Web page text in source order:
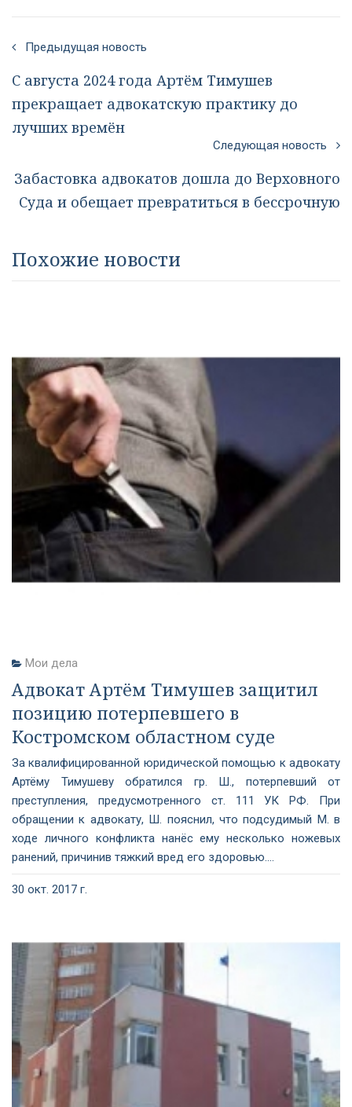
Предыдущая новость
С августа 2024 года Артём Тимушев
прекращает адвокатскую практику до
лучших времён
Следующая новость
Забастовка адвокатов дошла до Верховного
Суда и обещает превратиться в бессрочную
Похожие новости
Мои дела
Адвокат Артём Тимушев защитил
позицию потерпевшего в
Костромском областном суде
За квалифицированной юридической помощью к адвокату
Артёму Тимушеву обратился гр. Ш., потерпевший от
преступления, предусмотренного ст. 111 УК РФ. При
обращении к адвокату, Ш. пояснил, что подсудимый М. в
ходе личного конфликта нанёс ему несколько ножевых
ранений, причинив тяжкий вред его здоровью....
30 окт. 2017 г.